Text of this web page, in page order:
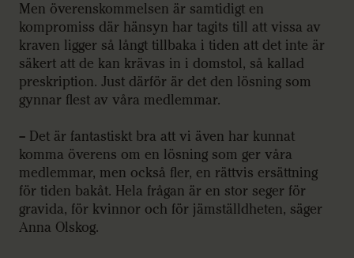
Men överenskommelsen är samtidigt en
kompromiss där hänsyn har tagits till att vissa av
kraven ligger så långt tillbaka i tiden att det inte är
säkert att de kan krävas in i domstol, så kallad
preskription. Just därför är det den lösning som
gynnar flest av våra medlemmar.
– Det är fantastiskt bra att vi även har kunnat
komma överens om en lösning som ger våra
medlemmar, men också fler, en rättvis ersättning
för tiden bakåt. Hela frågan är en stor seger för
gravida, för kvinnor och för jämställdheten, säger
Anna Olskog.